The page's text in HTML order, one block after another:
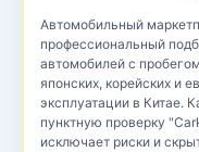
Автомобильный
профессиональный
автомобилей с
японских, корейских и
эксплуатации в Китае.
пунктную проверку
исключает риски и